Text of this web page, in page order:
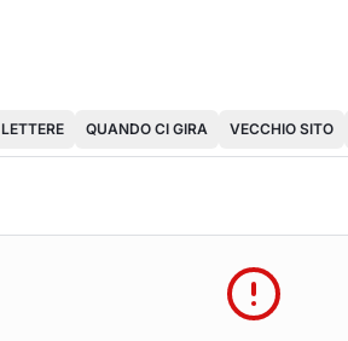
LETTERE QUANDO CI GIRA VECCHIO SITO